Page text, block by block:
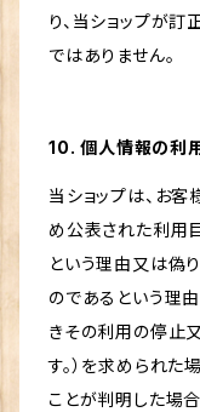
り、当ショップが
ではありません。
10. 個人情報の利
当ショップは、お
め公表された利用
という理由又は偽
のであるという理
きその利用の停止
す。）を求められた
ことが判明した場